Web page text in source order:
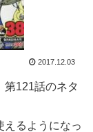
2017.12.03
第121話のネタ
えるようになっ